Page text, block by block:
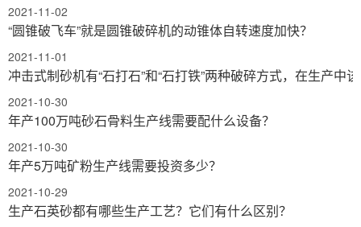
2021-11-02
“圆锥破飞车”就是圆锥破碎机的动锥体自转速度加快？
2021-11-01
冲击式制砂机有“石打石”和“石打铁”两种破碎方式，在生产中
2021-10-30
年产100万吨砂石骨料生产线需要配什么设备？
2021-10-30
年产5万吨矿粉生产线需要投资多少？
2021-10-29
生产石英砂都有哪些生产工艺？它们有什么区别？